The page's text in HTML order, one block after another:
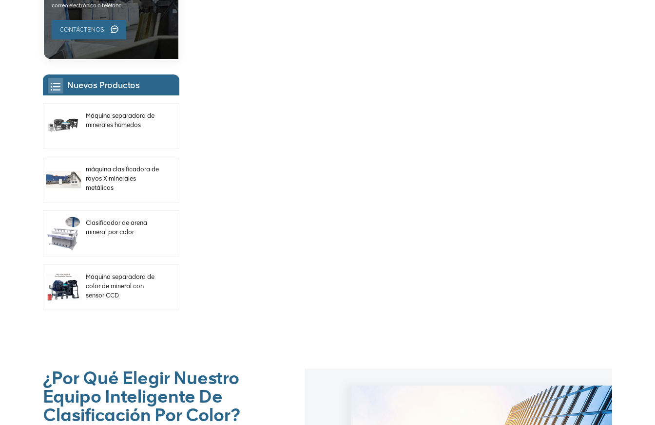
correo electrónico o teléfono.
CONTÁCTENOS
Nuevos Productos
Máquina separadora de
minerales húmedos
máquina clasificadora de
rayos X minerales
metálicos
Clasificador de arena
mineral por color
Máquina separadora de
color de mineral con
sensor CCD
¿Por Qué Elegir Nuestro
Equipo Inteligente De
Clasificación Por Color?